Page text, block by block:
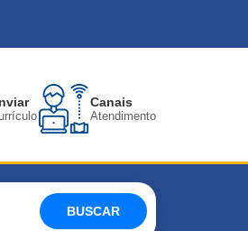
Canais
Atendimento
BUSCAR